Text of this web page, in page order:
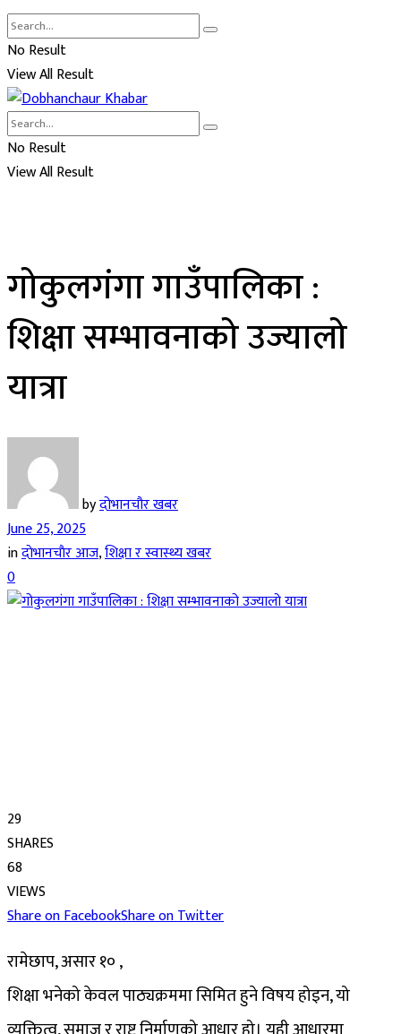
No Result
View All Result
No Result
View All Result
गोकुलगंगा गाउँपालिका :
शिक्षा सम्भावनाको उज्यालो
यात्रा
byदोभानचौर खबर
June 25, 2025
inदाेभानचाैर आज,शिक्षा र स्वास्थ्य खबर
0
29
SHARES
68
VIEWS
Share on FacebookShare on Twitter
रामेछाप, असार १० ,
शिक्षा भनेको केवल पाठ्यक्रममा सिमित हुने विषय होइन, यो